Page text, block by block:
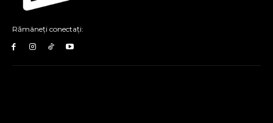
Rămâneți conectați: